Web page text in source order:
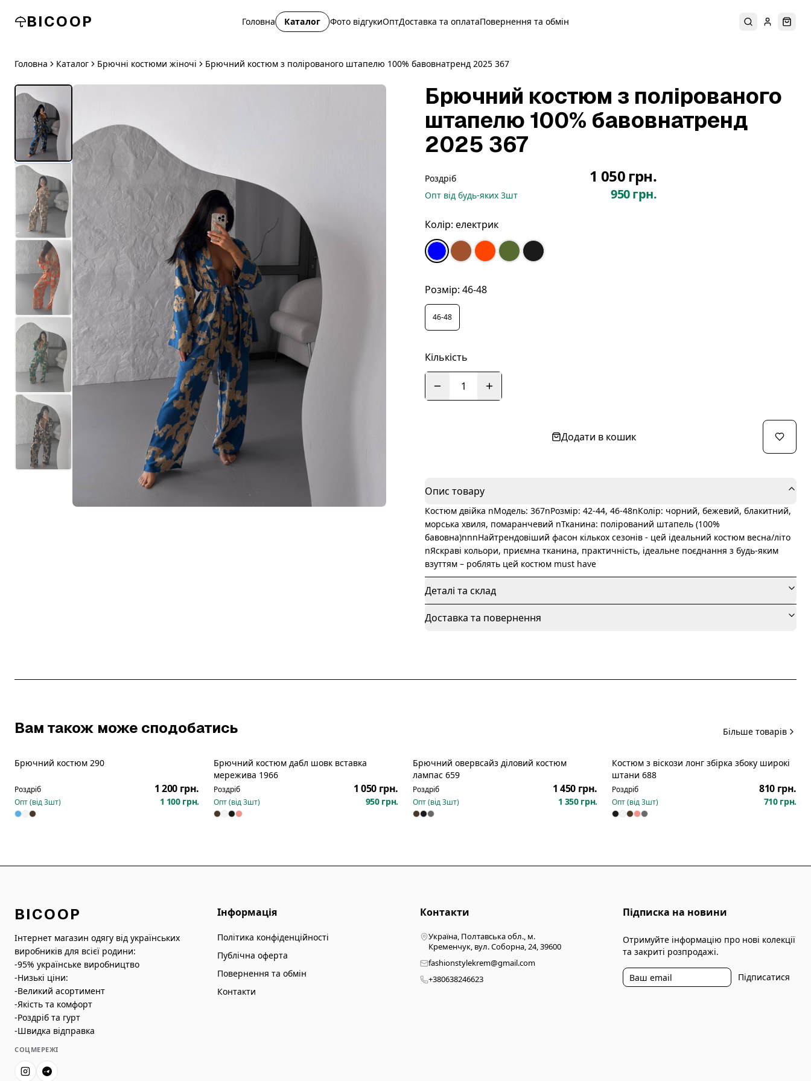
BICOOP Головна Каталог Фото відгукиОптДоставка та оплатаПовернення та обмін ПошукУвійти
Головна Каталог Брючні костюми жіночі Брючний костюм з полірованого штапелю 100% бавовнатренд 2025 367
Брючний костюм з полірованого
штапелю 100% бавовнатренд
2025 367
Роздріб 1 050 грн.
Опт від будь-яких 3шт 950 грн.
Колір: електрик
Розмір: 46-48
46-48
Кількість
1
Додати в кошик
Опис товару
Костюм двійка nМодель: 367nРозмір: 42-44, 46-48nКолір: чорний, бежевий, блакитний,
морська хвиля, помаранчевий nТканина: полірований штапель (100%
бавовна)nnnНайтрендовіший фасон кількох сезонів - цей ідеальний костюм весна/літо
nЯскраві кольори, приємна тканина, практичність, ідеальне поєднання з будь-яким
взуттям – роблять цей костюм must have
Деталі та склад
Доставка та повернення
Вам також може сподобатись Більше товарів
Брючний костюм 290
Роздріб 1 200 грн.
Опт (від3шт) 1 100 грн.
Брючний костюм дабл шовк вставка
мережива 1966
Роздріб 1 050 грн.
Опт (від3шт) 950 грн.
Новинка
Брючний овервсайз діловий костюм
лампас 659
Роздріб 1 450 грн.
Опт (від3шт) 1 350 грн.
Костюм з віскози лонг збірка збоку широкі
штани 688
Роздріб 810 грн.
Опт (від3шт) 710 грн.
BICOOP
Інтернет магазин одягу від українських
виробників для всієї родини:
-95% українське виробництво
-Низькі ціни:
-Великий асортимент
-Якість та комфорт
-Роздріб та гурт
-Швидка відправка
СОЦМЕРЕЖІ
Інформація
Політика конфіденційності
Публічна оферта
Повернення та обмін
Контакти
Контакти
Україна, Полтавська обл., м.
Кременчук, вул. Соборна, 24, 39600
fashionstylekrem@gmail.com
+380638246623
Підписка на новини
Отримуйте інформацію про нові колекції
та закриті розпродажі.
Підписатися